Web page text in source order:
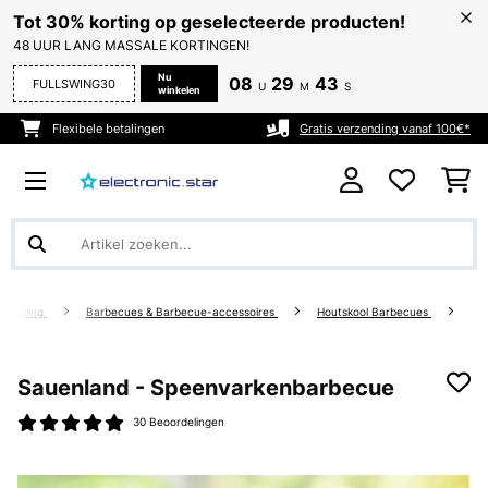
Tot 30% korting op geselecteerde producten!
48 UUR LANG MASSALE KORTINGEN!
FULLSWING30
Nu
winkelen
08 U 29 M 42 S
Flexibele betalingen Gratis verzending vanaf 100€*
Barbecues & Barbecue-accessoires Houtskool Barbecues
Sauenland - Speenvarkenbarbecue
30 Beoordelingen